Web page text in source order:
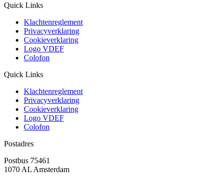
Quick Links
Klachtenreglement
Privacyverklaring
Cookieverklaring
Logo VDEF
Colofon
Quick Links
Klachtenreglement
Privacyverklaring
Cookieverklaring
Logo VDEF
Colofon
Postadres
Postbus 75461
1070 AL Amsterdam